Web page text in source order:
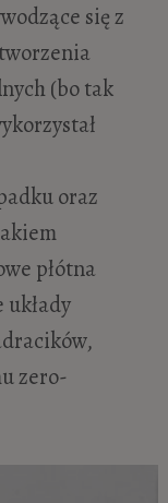
się z
(bo tak
oraz
płótna
zero-